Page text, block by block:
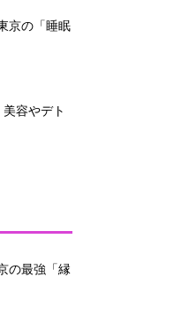
京の「睡眠
容やデト
の最強「縁